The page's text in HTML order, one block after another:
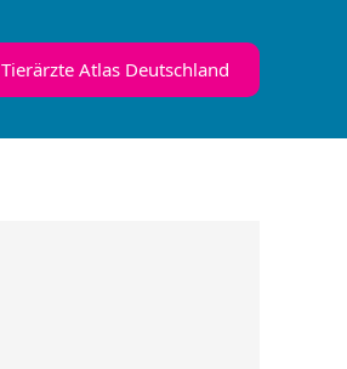
Tierärzte Atlas Deutschland